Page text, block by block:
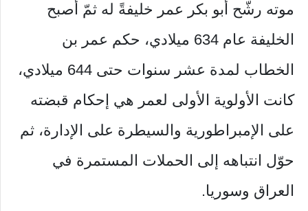
موته رشّح أبو بكر عمر خليفةً له ثمّ أصبح
الخليفة عام 634 ميلادي، حكم عمر بن
الخطاب لمدة عشر سنوات حتى 644 ميلادي،
كانت الأولوية الأولى لعمر هي إحكام قبضته
على الإمبراطورية والسيطرة على الإدارة، ثم
حوّل انتباهه إلى الحملات المستمرة في
العراق وسوريا.